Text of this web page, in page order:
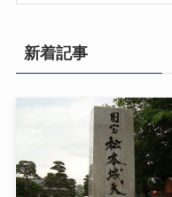
新着記事